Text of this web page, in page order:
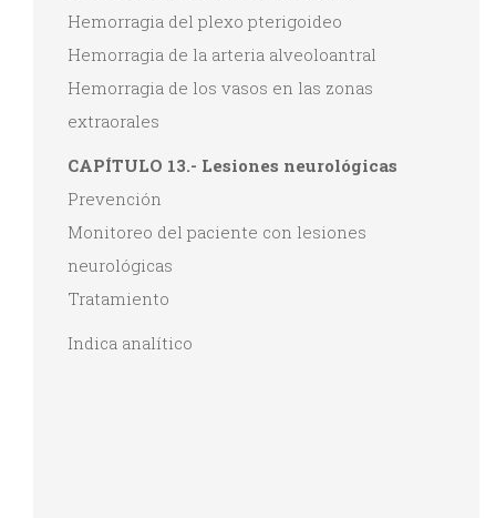
Hemorragia del plexo pterigoideo
Hemorragia de la arteria alveoloantral
Hemorragia de los vasos en las zonas
extraorales
CAPÍTULO 13.- Lesiones neurológicas
Prevención
Monitoreo del paciente con lesiones
neurológicas
Tratamiento
Indica analítico